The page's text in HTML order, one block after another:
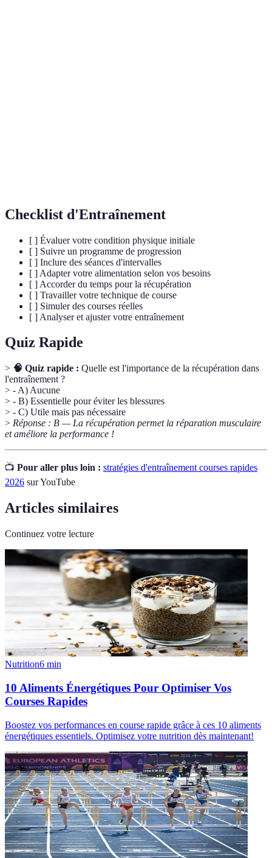
Checklist d'Entraînement
[ ] Évaluer votre condition physique initiale
[ ] Suivre un programme de progression
[ ] Inclure des séances d'intervalles
[ ] Adapter votre alimentation selon vos besoins
[ ] Accorder du temps pour la récupération
[ ] Travailler votre technique de course
[ ] Simuler des courses réelles
[ ] Analyser et ajuster votre entraînement
Quiz Rapide
> 🧠 Quiz rapide : Quelle est l'importance de la récupération dans
l'entraînement ?
> - A) Aucune
> - B) Essentielle pour éviter les blessures
> - C) Utile mais pas nécessaire
> Réponse : B — La récupération permet la réparation musculaire
et améliore la performance !
📺 Pour aller plus loin : stratégies d'entraînement courses rapides
2026 sur YouTube
Articles similaires
Continuez votre lecture
Nutrition6 min
10 Aliments Énergétiques Pour Optimiser Vos
Courses Rapides
Boostez vos performances en course rapide grâce à ces 10 aliments
énergétiques essentiels. Optimisez votre nutrition dès maintenant!